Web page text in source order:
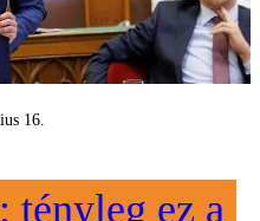
16.
tényleg ez a